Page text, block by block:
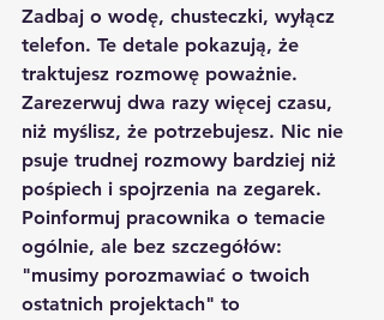
Zadbaj o wodę, chusteczki, wyłącz
telefon. Te detale pokazują, że
traktujesz rozmowę poważnie.
Zarezerwuj dwa razy więcej czasu,
niż myślisz, że potrzebujesz. Nic nie
psuje trudnej rozmowy bardziej niż
pośpiech i spojrzenia na zegarek.
Poinformuj pracownika o temacie
ogólnie, ale bez szczegółów:
"musimy porozmawiać o twoich
ostatnich projektach" to